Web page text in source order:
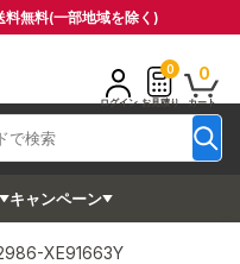
無料(一部地域を除く)
ログイン
0
お見積り
0
カート
キャンペーン
XE91663Y